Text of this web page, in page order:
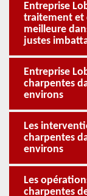
Entreprise
traitement et
meilleure
justes
Entreprise
charpentes
environs
Les
charpentes
environs
Les
charpentes